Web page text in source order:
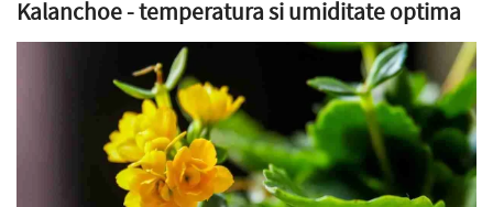
Kalanchoe - temperatura si umiditate optima